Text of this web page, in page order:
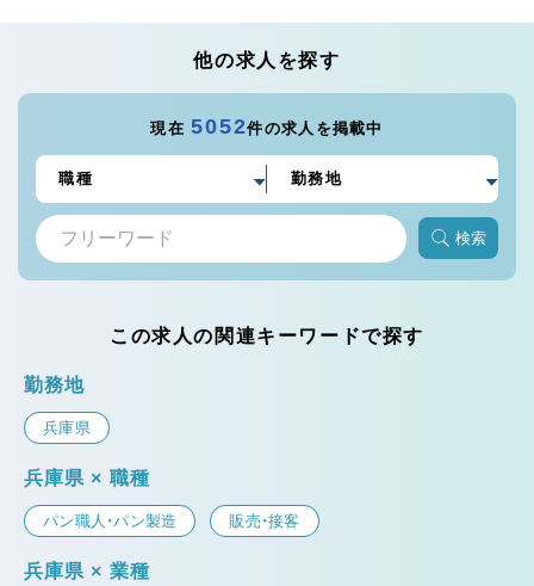
他の求人を探す
現在5052件の求人を掲載中
検索
この求人の関連キーワードで探す
勤務地
兵庫県
兵庫県 × 職種
パン職人・パン製造 販売・接客
兵庫県 × 業種